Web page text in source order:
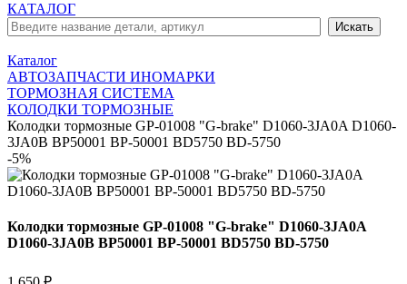
КАТАЛОГ
Каталог
АВТОЗАПЧАСТИ ИНОМАРКИ
ТОРМОЗНАЯ СИСТЕМА
КОЛОДКИ ТОРМОЗНЫЕ
Колодки тормозные GP-01008 "G-brake" D1060-3JA0A D1060-
3JA0B BP50001 BP-50001 BD5750 BD-5750
-5%
Колодки тормозные GP-01008 "G-brake" D1060-3JA0A
D1060-3JA0B BP50001 BP-50001 BD5750 BD-5750